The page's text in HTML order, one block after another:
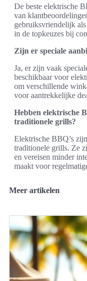
De beste elektrische
van
gebruiksvriendelijk
in de topkeuzes bij
Zijn er speciale
Ja, er zijn vaak
beschikbaar voor
om verschillende
voor aantrekkelijke
Hebben elektrische
traditionele grills?
Elektrische BBQ’s
traditionele grills. Ze
en vereisen minder
maakt voor
Meer artikelen